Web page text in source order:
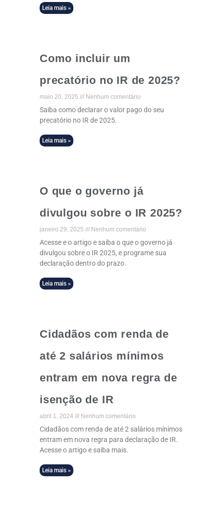
Leia mais »
Como incluir um
precatório no IR de 2025?
maio 20, 2025 Nenhum comentário
Saiba como declarar o valor pago do seu
precatório no IR de 2025.
Leia mais »
O que o governo já
divulgou sobre o IR 2025?
janeiro 29, 2025 Nenhum comentário
Acesse e o artigo e saiba o que o governo já
divulgou sobre o IR 2025, e programe sua
declaração dentro do prazo.
Leia mais »
Cidadãos com renda de
até 2 salários mínimos
entram em nova regra de
isenção de IR
abril 1, 2024 Nenhum comentário
Cidadãos com renda de até 2 salários mínimos
entram em nova regra para declaração de IR.
Acesse o artigo e saiba mais.
Leia mais »